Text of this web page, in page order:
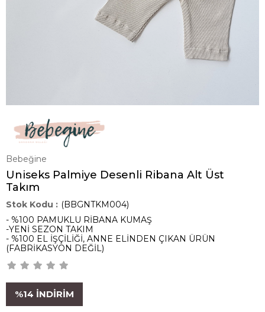
Bebeğine
Uniseks Palmiye Desenli Ribana Alt Üst
Takım
(BBGNTKM004)
- %100 PAMUKLU RİBANA KUMAŞ
-YENİ SEZON TAKIM
- %100 EL İŞÇİLİĞİ, ANNE ELİNDEN ÇIKAN ÜRÜN
(FABRİKASYON DEĞİL)
%14 İNDIRIM